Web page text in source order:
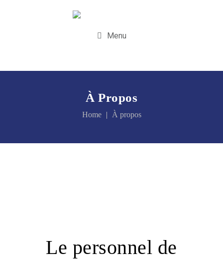
Menu
À Propos
Home À propos
Le personnel de